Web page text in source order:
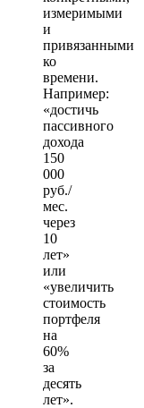
измеримыми
и
привязанными
ко
времени.
Например:
«достичь
пассивного
дохода
150
000
руб./
мес.
через
10
лет»
или
«увеличить
стоимость
портфеля
на
60%
за
десять
лет».